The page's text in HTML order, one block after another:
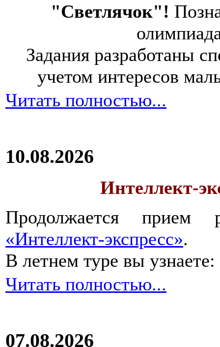
"Светлячок"!
Задания разработаны
учетом интересов
Читать полностью...
10.08.2026
Интеллект-
Продолжается прием
«Интеллект-экспресс».
В летнем туре вы узнаете:
Читать полностью...
07.08.2026